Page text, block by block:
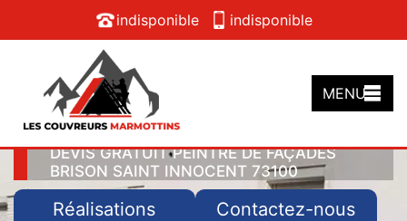
indisponible indisponible
MENU
DEVIS GRATUIT PEINTRE DE FAÇADES
BRISON SAINT INNOCENT 73100
Réalisations Contactez-nous